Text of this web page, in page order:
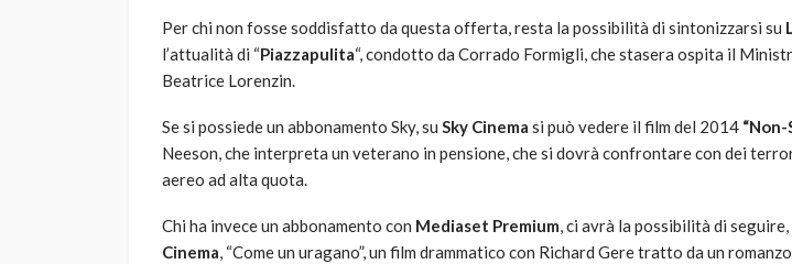
Per chi non fosse soddisfatto da questa offerta, resta la possibilità di sintonizzarsi su
l’attualità di “Piazzapulita“, condotto da Corrado Formigli, che stasera ospita il
Beatrice Lorenzin.
Se si possiede un abbonamento Sky, su Sky Cinema si può vedere il film del 2014 “Non-
Neeson, che interpreta un veterano in pensione, che si dovrà confrontare con dei
aereo ad alta quota.
Chi ha invece un abbonamento con Mediaset Premium, ci avrà la possibilità di seguire,
Cinema, “Come un uragano”, un film drammatico con Richard Gere tratto da un